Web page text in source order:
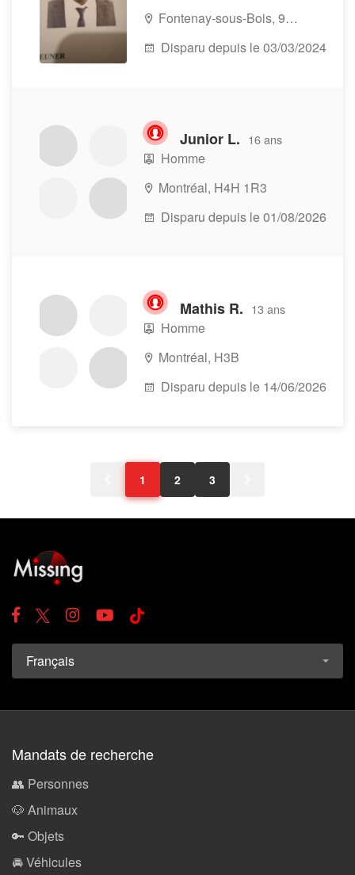
Fontenay-sous-Bois, 94120
Disparu depuis le 03/03/2024
Junior L. 16 ans
Homme
Montréal, H4H 1R3
Disparu depuis le 01/08/2026
Mathis R. 13 ans
Homme
Montréal, H3B
Disparu depuis le 14/06/2026
1 2 3
Français
Mandats de recherche
👥 Personnes
🐶 Animaux
🔑 Objets
🚘 Véhicules